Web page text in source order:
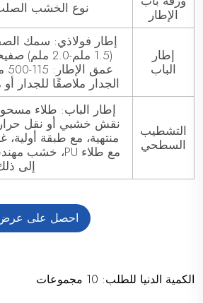
الإطار
نوع الخشب
إطار
الباب
(1.5 ملم-2.0
الجدار ملاصقًا للجدار
التشطيب
السطحي
نقش خشبي أو نقل
منتهية، مع طبقة
إلى
احصل على
الكمية الدنيا للطلب: 10 مجموعات